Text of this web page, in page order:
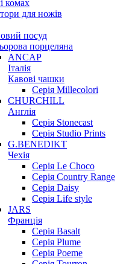
комах
для ножів
посуд
порцеляна
ANCAP
Італія
Кавові чашки
Серія Millecolori
CHURCHILL
Англія
Серія Stonecast
Серія Studio Prints
G.BENEDIKT
Чехія
Cерія Le Choco
Серія Country Range
Серія Daisy
Серія Life style
JARS
Франція
Серія Basalt
Серія Plume
Серія Poeme